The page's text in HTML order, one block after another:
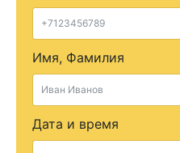
Имя, Фамилия
Дата и время